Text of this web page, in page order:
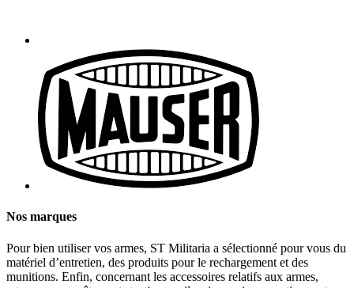
Nos marques
Pour bien utiliser vos armes, ST Militaria a sélectionné pour vous du
matériel d’entretien, des produits pour le rechargement et des
munitions. Enfin, concernant les accessoires relatifs aux armes,